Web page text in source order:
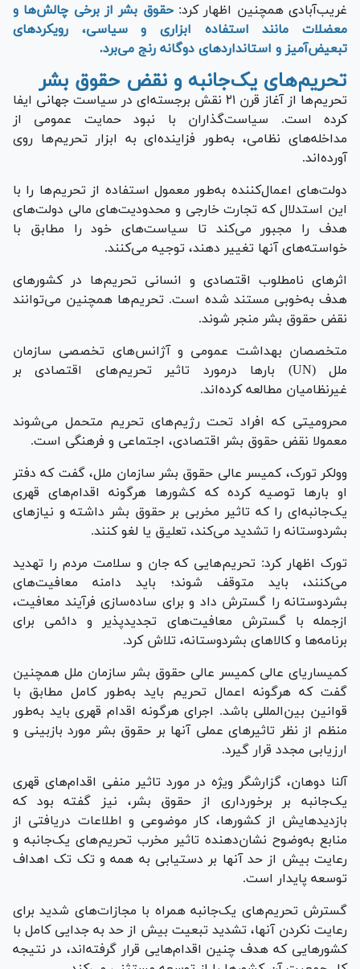
غریب‌آبادی همچنین اظهار کرد:حقوق بشر از برخی چالش‌ها و
معضلات مانند استفاده ابزاری و سیاسی، رویکرد‌های
تبعیض‌آمیز و استاندارد‌های دوگانه رنج می‌برد.
تحریم‌های یک‌جانبه و نقض حقوق بشر
تحریم‌ها از آغاز قرن ۲۱ نقش برجسته‌ای در سیاست جهانی ایفا
کرده است. سیاست‌گذاران با نبود حمایت عمومی از
مداخله‌های نظامی، به‌طور فزاینده‌ای به ابزار تحریم‌ها روی
آورده‌اند.
دولت‌های اعمال‌کننده به‌طور معمول استفاده از تحریم‌ها را با
این استدلال که تجارت خارجی و محدودیت‌های مالی دولت‌های
هدف را مجبور می‌کند تا سیاست‌های خود را مطابق با
خواسته‌های آنها تغییر دهند، توجیه می‌کنند.
اثر‌های نامطلوب اقتصادی و انسانی تحریم‌ها در کشور‌های
هدف به‌خوبی مستند شده است. تحریم‌ها همچنین می‌توانند
نقض حقوق بشر منجر شوند.
متخصصان بهداشت عمومی و آژانس‌های تخصصی سازمان
ملل (UN) بار‌ها درمورد تاثیر تحریم‌های اقتصادی بر
غیرنظامیان مطالعه کرده‌اند.
محرومیتی که افراد تحت رژیم‌های تحریم متحمل می‌شوند
معمولا نقض حقوق بشر اقتصادی، اجتماعی و فرهنگی است.
وولکر تورک، کمیسر عالی حقوق بشر سازمان ملل، گفت که دفتر
او بار‌ها توصیه کرده که کشور‌ها هرگونه اقدام‌های قهری
یک‌جانبه‌ای را که تاثیر مخربی بر حقوق بشر داشته و نیاز‌های
بشردوستانه را تشدید می‌کند، تعلیق یا لغو کنند.
تورک اظهار کرد: تحریم‌هایی که جان و سلامت مردم را تهدید
می‌کنند، باید متوقف شوند؛ باید دامنه معافیت‌های
بشردوستانه را گسترش داد و برای ساده‌سازی فرآیند معافیت،
ازجمله با گسترش معافیت‌های تجدیدپذیر و دائمی برای
برنامه‌ها و کالا‌های بشردوستانه، تلاش کرد.
کمیساریای عالی کمیسر عالی حقوق بشر سازمان ملل همچنین
گفت که هرگونه اعمال تحریم باید به‌طور کامل مطابق با
قوانین بین‌المللی باشد. اجرای هرگونه اقدام قهری باید به‌طور
منظم از نظر تاثیر‌های عملی آنها بر حقوق بشر مورد بازبینی و
ارزیابی مجدد قرار گیرد.
آلنا دوهان، گزارشگر ویژه در مورد تاثیر منفی اقدام‌های قهری
یک‌جانبه بر برخورداری از حقوق بشر، نیز گفته بود که
بازدیدهایش از کشورها، کار موضوعی و اطلاعات دریافتی از
منابع به‌وضوح نشان‌دهنده تاثیر مخرب تحریم‌های یک‌جانبه و
رعایت بیش از حد آنها بر دستیابی به همه و تک تک اهداف
توسعه پایدار است.
گسترش تحریم‌های یک‌جانبه همراه با مجازات‌های شدید برای
رعایت نکردن آنها، تشدید تبعیت بیش از حد به جدایی کامل با
کشور‌هایی که هدف چنین اقدام‌هایی قرار گرفته‌اند، در نتیجه